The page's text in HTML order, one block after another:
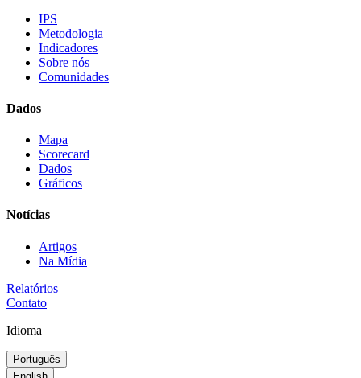
IPS
Metodologia
Indicadores
Sobre nós
Comunidades
Dados
Mapa
Scorecard
Dados
Gráficos
Notícias
Artigos
Na Mídia
Relatórios
Contato
Idioma
Português